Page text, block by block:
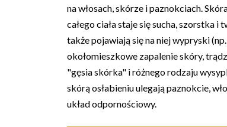
na włosach, skórze i paznokciach.
całego ciała staje się sucha, szorstka i
także pojawiają się na niej wypryski (np.
okołomieszkowe zapalenie skóry,
"gęsia skórka" i różnego rodzaju
skórą osłabieniu ulegają paznokcie,
układ odpornościowy.